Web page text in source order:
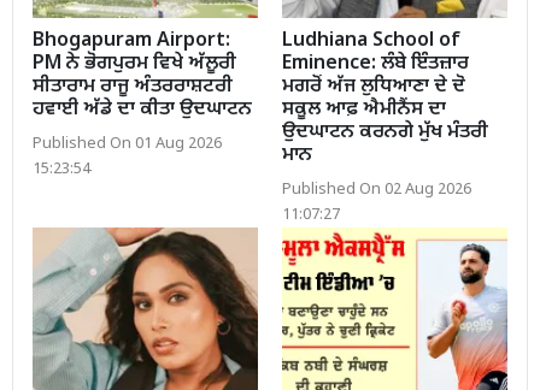
Bhogapuram Airport:
PM ਨੇ ਭੋਗਪੁਰਮ ਵਿਖੇ ਅੱਲੂਰੀ
ਸੀਤਾਰਾਮ ਰਾਜੂ ਅੰਤਰਰਾਸ਼ਟਰੀ
ਹਵਾਈ ਅੱਡੇ ਦਾ ਕੀਤਾ ਉਦਘਾਟਨ
Published On 01 Aug 2026
15:23:54
Ludhiana School of
Eminence: ਲੰਬੇ ਇੰਤਜ਼ਾਰ
ਮਗਰੋਂ ਅੱਜ ਲੁਧਿਆਣਾ ਦੇ ਦੋ
ਸਕੂਲ ਆਫ਼ ਐਮੀਨੈਂਸ ਦਾ
ਉਦਘਾਟਨ ਕਰਨਗੇ ਮੁੱਖ ਮੰਤਰੀ
ਮਾਨ
Published On 02 Aug 2026
11:07:27